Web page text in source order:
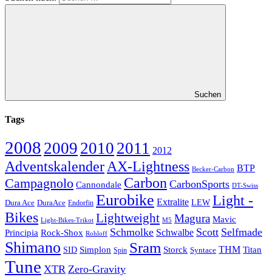
Suchen
Tags
2008 2009 2010 2011 2012
Adventskalender AX-Lightness Becker-Carbon BTP
Campagnolo Cannondale Carbon CarbonSports DT-Swiss
Dura Ace DuraAce Endorfin Eurobike Extralite LEW Light -
Bikes Light-Bikes-Trikot Lightweight M5 Magura Mavic
Principia Rock-Shox Rohloff Schmolke Schwalbe Scott Selfmade
Shimano SID Simplon Spin Sram Storck Syntace THM Titan
Tune XTR Zero-Gravity